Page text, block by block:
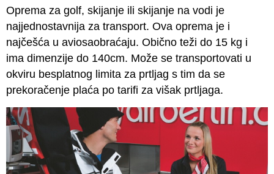
Oprema za golf, skijanje ili skijanje na vodi je
najjednostavnija za transport. Ova oprema je i
najčešća u aviosaobraćaju. Obično teži do 15 kg i
ima dimenzije do 140cm. Može se transportovati u
okviru besplatnog limita za prtljag s tim da se
prekoračenje plaća po tarifi za višak prtljaga.